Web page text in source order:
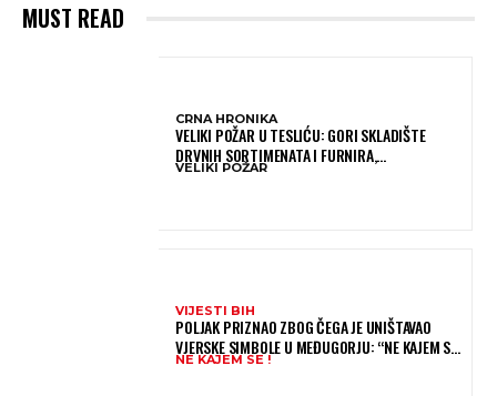
MUST READ
CRNA HRONIKA
VELIKI POŽAR U TESLIĆU: GORI SKLADIŠTE
DRVNIH SORTIMENATA I FURNIRA,
VATROGASCIMA STIŽE POMOĆ IZ VIŠE GRADOVA
VELIKI POŽAR
VIJESTI BIH
POLJAK PRIZNAO ZBOG ČEGA JE UNIŠTAVAO
VJERSKE SIMBOLE U MEĐUGORJU: “NE KAJEM SE I
PONOVIO BIH SVE”
NE KAJEM SE !